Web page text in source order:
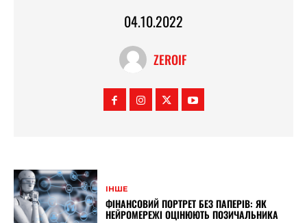
04.10.2022
ZEROIF
ІНШЕ
ФІНАНСОВИЙ ПОРТРЕТ БЕЗ ПАПЕРІВ: ЯК
НЕЙРОМЕРЕЖІ ОЦІНЮЮТЬ ПОЗИЧАЛЬНИКА